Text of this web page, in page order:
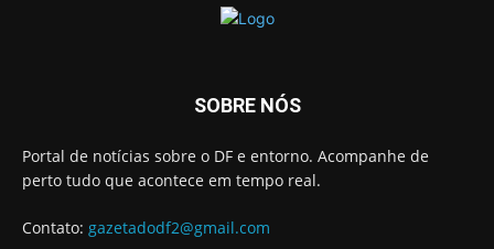
SOBRE NÓS
Portal de notícias sobre o DF e entorno. Acompanhe de
perto tudo que acontece em tempo real.
Contato: gazetadodf2@gmail.com